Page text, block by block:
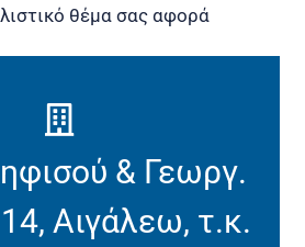
θέμα σας αφορά
& Γεωργ.
Αιγάλεω, τ.κ.